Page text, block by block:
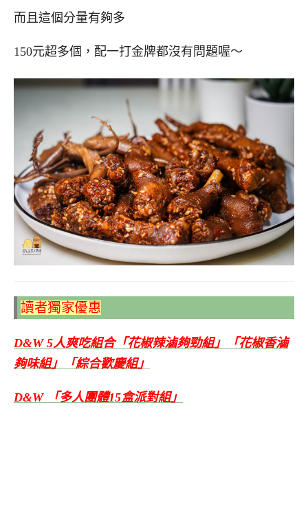
而且這個分量有夠多
150元超多個，配一打金牌都沒有問題喔～
讀者獨家優惠
D&W 5人爽吃組合「花椒辣滷夠勁組」「花椒香滷
夠味組」「綜合歡慶組」
D&W 「多人團體15盒派對組」